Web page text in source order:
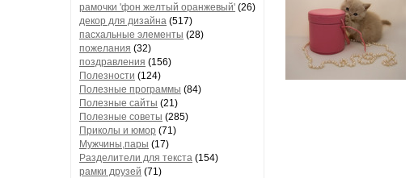
рамочки 'фон желтый оранжевый' (26)
декор для дизайна (517)
пасхальные элементы (28)
пожелания (32)
поздравления (156)
Полезности (124)
Полезные программы (84)
Полезные сайты (21)
Полезные советы (285)
Приколы и юмор (71)
Мужчины,пары (17)
Разделители для текста (154)
рамки друзей (71)